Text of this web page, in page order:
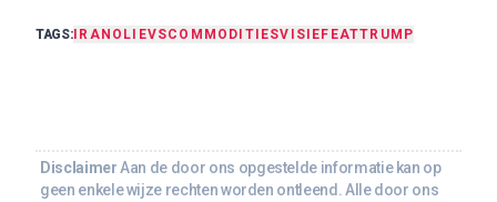
TAGS: IRAN OLIEVSCOMMODITIESVISIE FEATTRUMP
DisclaimerAan de door ons opgestelde informatie kan op
geen enkele wijze rechten worden ontleend. Alle door ons